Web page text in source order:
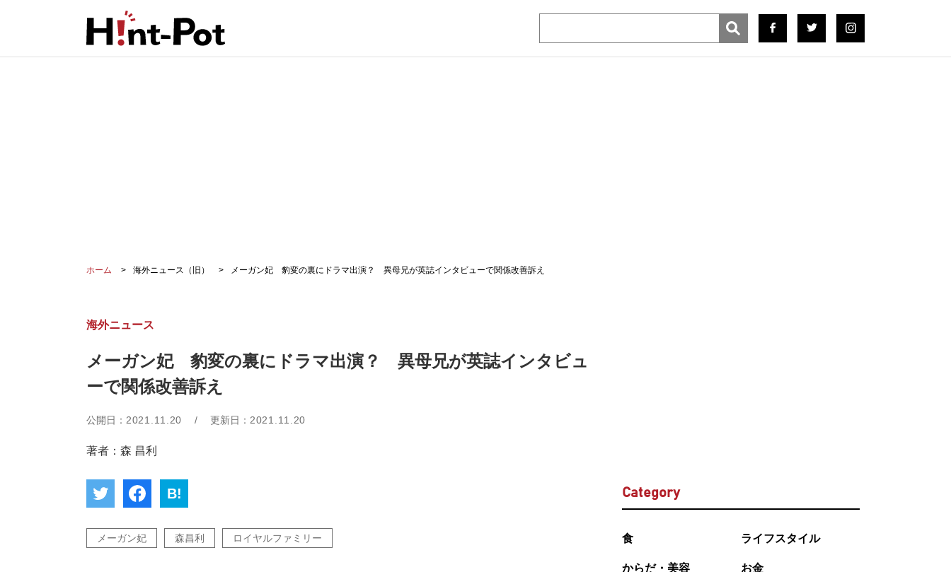
ホーム 海外ニュース（旧） メーガン妃 豹変の裏にドラマ出演？ 異母兄が英誌インタビューで関係改善訴え
海外ニュース
メーガン妃 豹変の裏にドラマ出演？ 異母兄が英誌インタビュ
ーで関係改善訴え
公開日： 2021.11.20 / 更新日： 2021.11.20
著者：森 昌利
B!
メーガン妃 森昌利 ロイヤルファミリー
Category
食 ライフスタイル
からだ・美容 お金